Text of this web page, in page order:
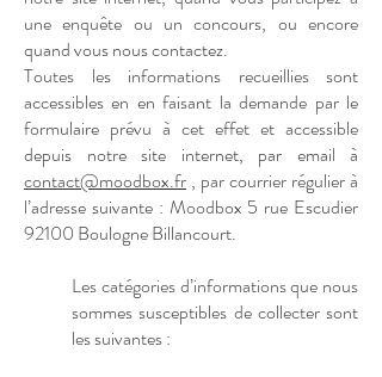
une enquête ou un concours, ou encore
quand vous nous contactez.
Toutes les informations recueillies sont
accessibles en en faisant la demande par le
formulaire prévu à cet effet et accessible
depuis notre site internet, par email à
contact@moodbox.fr , par courrier régulier à
l’adresse suivante : Moodbox 5 rue Escudier
92100 Boulogne Billancourt.
Les catégories d’informations que nous
sommes susceptibles de collecter sont
les suivantes :